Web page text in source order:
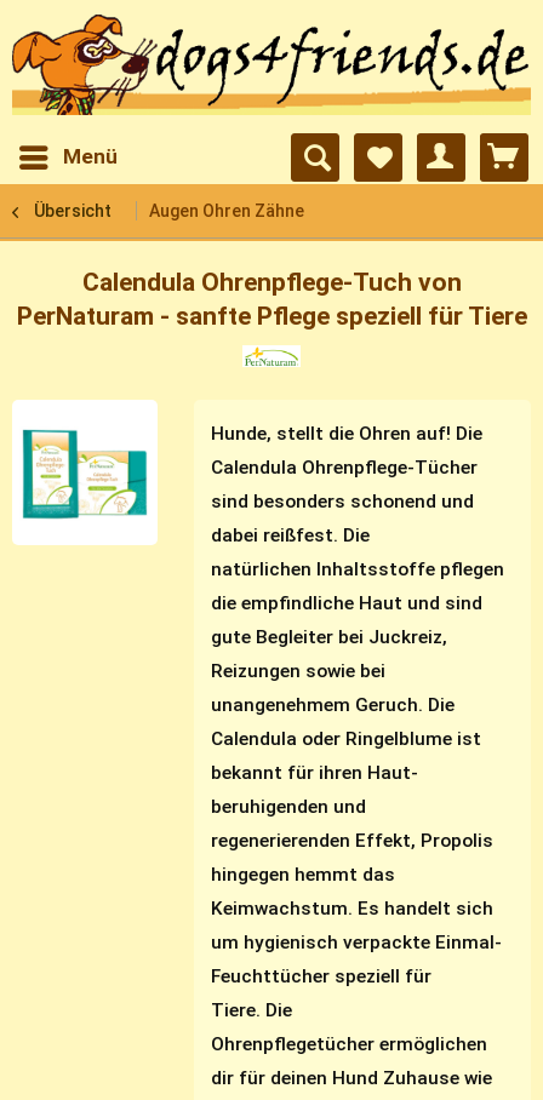
Menü
Übersicht Augen Ohren Zähne
Calendula Ohrenpflege-Tuch von
PerNaturam - sanfte Pflege speziell für Tiere
Hunde, stellt die Ohren auf! Die
Calendula Ohrenpflege-Tücher
sind besonders schonend und
dabei reißfest. Die
natürlichen Inhaltsstoffe pflegen
die empfindliche Haut und sind
gute Begleiter bei Juckreiz,
Reizungen sowie bei
unangenehmem Geruch. Die
Calendula oder Ringelblume ist
bekannt für ihren Haut-
beruhigenden und
regenerierenden Effekt, Propolis
hingegen hemmt das
Keimwachstum. Es handelt sich
um hygienisch verpackte Einmal-
Feuchttücher speziell für
Tiere. Die
Ohrenpflegetücher ermöglichen
dir für deinen Hund Zuhause wie